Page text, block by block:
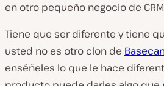
en otro pequeño negocio de
Tiene que ser diferente y tiene
usted no es otro clon de
enséñeles lo que le hace